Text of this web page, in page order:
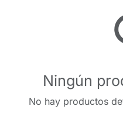
Ningún
No hay productos